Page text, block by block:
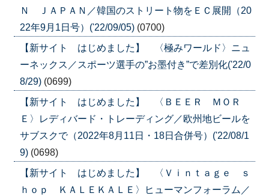
Ｎ ＪＡＰＡＮ／韓国のストリート物をＥＣ展開（20
22年9月1日号）('22/09/05) (0700)
【新サイト はじめました】 〈極みワールド〉ニュ
ーネックス／スポーツ選手の”お墨付き”で差別化('22/0
8/29) (0699)
【新サイト はじめました】 〈ＢＥＥＲ ＭＯＲ
Ｅ〉レディバード・トレーディング／欧州地ビールを
サブスクで（2022年8月11日・18日合併号）('22/08/1
9) (0698)
【新サイト はじめました】 〈Ｖｉｎｔａｇｅ ｓ
ｈｏｐ ＫＡＬＥＫＡＬＥ〉ヒューマンフォーラム／